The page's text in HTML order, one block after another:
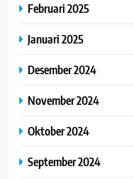
Februari 2025
Januari 2025
Desember 2024
November 2024
Oktober 2024
September 2024